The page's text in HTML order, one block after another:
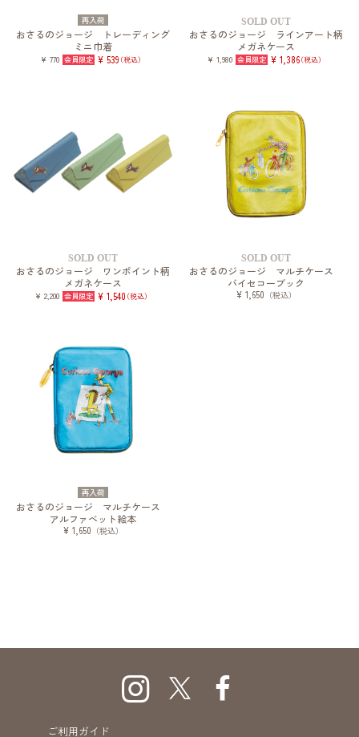
再入荷
おさるのジョージ トレーディング
ミニ巾着
¥ 770 ¥ 539（税込）
SOLD OUT
おさるのジョージ ラインアート柄
メガネケース
¥ 1,980 ¥ 1,386（税込）
SOLD OUT
おさるのジョージ ワンポイント柄
メガネケース
¥ 2,200 ¥ 1,540（税込）
SOLD OUT
おさるのジョージ マルチケース
バイセコーブック
¥ 1,650 （税込）
再入荷
おさるのジョージ マルチケース
アルファベット絵本
¥ 1,650 （税込）
ご利用ガイド